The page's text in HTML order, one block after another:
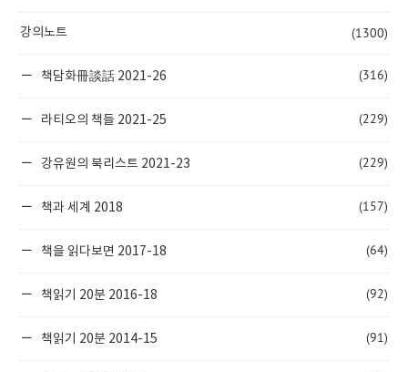
강의노트 (1300)
책담화冊談話 2021-26 (316)
라티오의 책들 2021-25 (229)
강유원의 북리스트 2021-23 (229)
책과 세계 2018 (157)
책을 읽다보면 2017-18 (64)
책읽기 20분 2016-18 (92)
책읽기 20분 2014-15 (91)